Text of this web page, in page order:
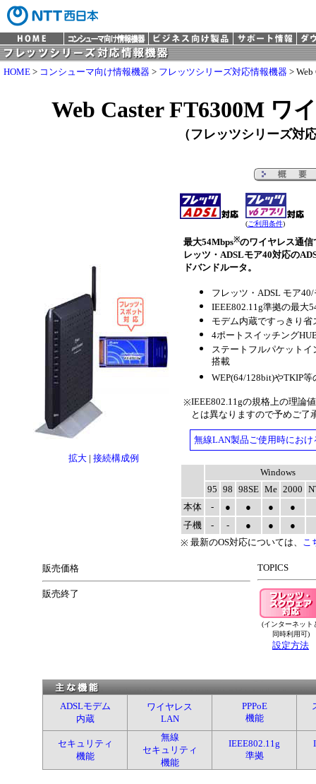
HOME > コンシューマ向け情報機器 > フレッツシリーズ対応情報機器 >
Web Caster FT6300M ワ
（フレッツシリーズ対
拡大| 接続構成例
(ご利用条件)
最大54Mbps※のワイヤレス通
レッツ・ADSLモア40対応の
ドバンドルータ。
フレッツ・ADSL モア
IEEE802.11g準拠の最大
モデム内蔵ですっきり省
4ポートスイッチング
ステートフルパケット
搭載
WEP(64/128bit)やTKIP
※IEEE802.11gの規格上の理論
とは異なりますので予めご了
無線LAN製品ご使用時にお
Windows
95 98 98SE Me 2000
本体
- ● ● ●
●
子機
- - ● ●
●
※ 最新のOS対応については、 こ
販売価格
販売終了
TOPICS
(インターネット
同時利用可)
設定方法
ADSLモデム
内蔵
ワイヤレス
LAN
PPPoE
機能
セキュリティ
機能
無線
セキュリティ
機能
IEEE802.11g
準拠